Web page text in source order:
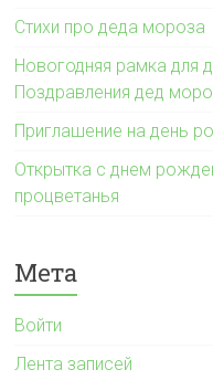
Стихи про деда мороза
Новогодняя рамка для
Поздравления дед
Приглашение на день
Открытка с днем
процветанья
Мета
Войти
Лента записей